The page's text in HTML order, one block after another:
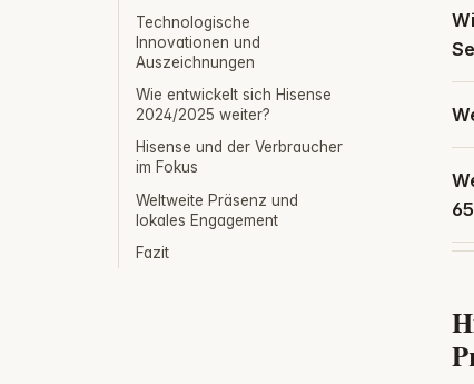
Technologische
Innovationen und
Auszeichnungen
Wie entwickelt sich Hisense
2024/2025 weiter?
Hisense und der Verbraucher
im Fokus
Weltweite Präsenz und
lokales Engagement
Fazit